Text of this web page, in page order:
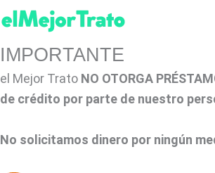
IMPORTANTE
el Mejor Trato NO OTORGA
de crédito por parte de nuestro
No solicitamos dinero por ningún